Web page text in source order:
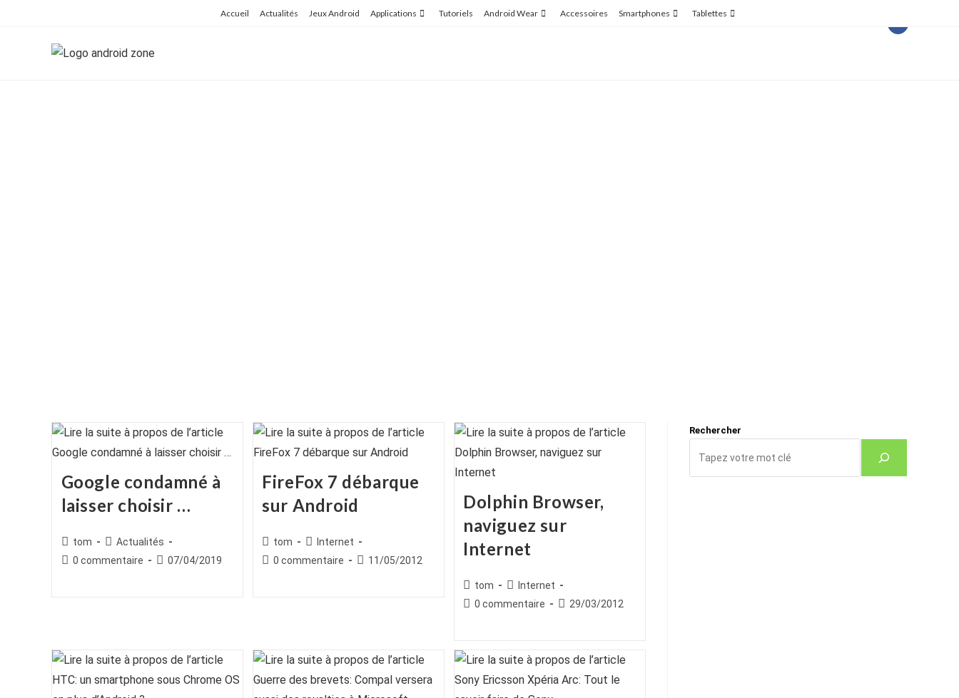
Accueil Actualités Jeux Android Applications Tutoriels Android Wear Accessoires Smartphones Tablettes
Google condamné à
laisser choisir …
Auteur/autrice
de
tom
Post
category:
Actualités
Commentaires
0 commentaire
Publication
07/04/2019
FireFox 7 débarque
sur Android
Auteur/autrice
de
tom
Post
category:
Internet
Commentaires
0 commentaire
Publication
11/05/2012
Dolphin Browser,
naviguez sur
Internet
Auteur/autrice
de
tom
Post
category:
Internet
Commentaires
publication :
0 commentaire
Publication
29/03/2012
Rechercher